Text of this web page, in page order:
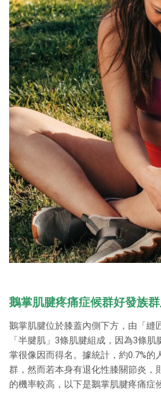
鵝掌肌腱疼痛症候群好發族
鵝掌肌腱位於膝蓋內側下方，由「縫
「半腱肌」3條肌腱組成，因為3條
掌很像因而得名。據統計，約0.7%的
群，然而若本身有退化性膝關節炎，
的機率較高，以下是鵝掌肌腱疼痛症